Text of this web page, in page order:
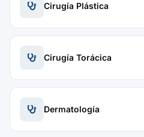
Cirugía Plástica
Cirugía Torácica
Dermatología